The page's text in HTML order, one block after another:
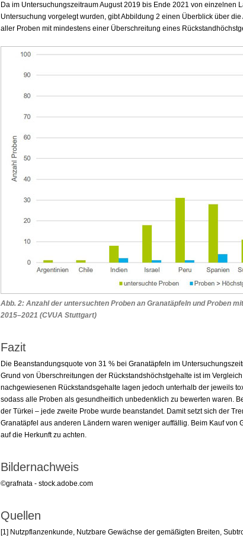
Da im Untersuchungszeitraum August 2019 bis Ende 2021 von einzelnen
Untersuchung vorgelegt wurden, gibt Abbildung 2 einen Überblick über
aller Proben mit mindestens einer Überschreitung eines
Abb. 2: Anzahl der untersuchten Proben an Granatäpfeln und Proben
2015–2021 (CVUA Stuttgart)
Fazit
Die Beanstandungsquote von 31 % bei Granatäpfeln im
Grund von Überschreitungen der Rückstandshöchstgehalte ist im
nachgewiesenen Rückstandsgehalte lagen jedoch unterhalb der jeweils
sodass alle Proben als gesundheitlich unbedenklich zu bewerten waren.
der Türkei – jede zweite Probe wurde beanstandet. Damit setzt sich der
Granatäpfel aus anderen Ländern waren weniger auffällig. Beim Kauf von
auf die Herkunft zu achten.
Bildernachweis
©grafnata - stock.adobe.com
Quellen
[1] Nutzpflanzenkunde, Nutzbare Gewächse der gemäßigten Breiten,